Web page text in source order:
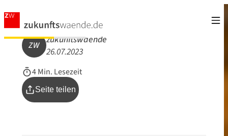
ZW
zukunftswaende
26.07.2023
4 Min. Lesezeit
Seite teilen